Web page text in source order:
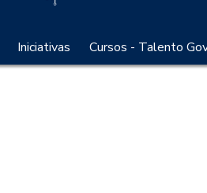
Iniciativas Cursos - Talento